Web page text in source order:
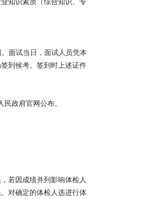
知识素质（综合知识、专
。面试当日，面试人员凭本
到候考。签到时上述证件
政府官网公布。
若因成绩并列影响体检人
对确定的体检人选进行体